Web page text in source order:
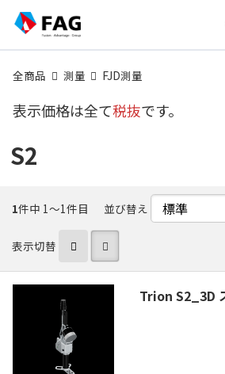
全商品 測量 FJD測量
表示価格は全て税抜です。
S2
1件中 1〜1件目 並び替え
表示切替
Trion S2_3D